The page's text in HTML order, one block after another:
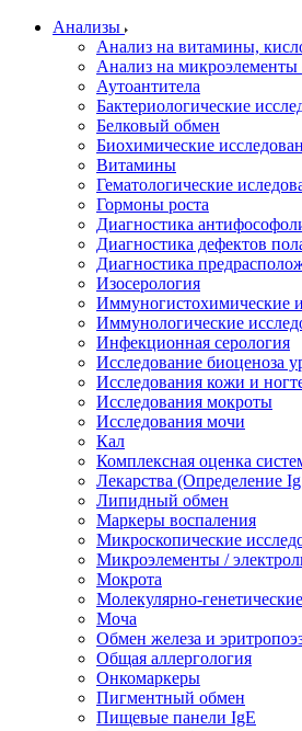
Анализы
Анализ на витамины,
Анализ на
Аутоантитела
Бактериологические
Белковый обмен
Биохимические
Витамины
Гематологические
Гормоны роста
Диагностика
Диагностика дефектов
Диагностика
Изосерология
Иммуногистохимические
Иммунологические
Инфекционная серология
Исследование биоценоза
Исследования кожи и
Исследования мокроты
Исследования мочи
Кал
Комплексная оценка
Лекарства (Определение
Липидный обмен
Маркеры воспаления
Микроскопические
Микроэлементы /
Мокрота
Молекулярно-
Моча
Обмен железа и
Общая аллергология
Онкомаркеры
Пигментный обмен
Пищевые панели IgE